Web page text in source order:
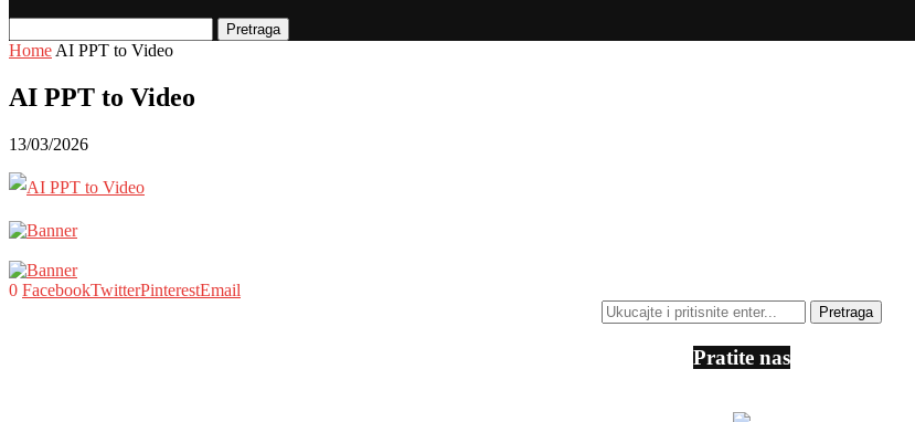
Pretraga
Home AI PPT to Video
AI PPT to Video
13/03/2026
0 FacebookTwitterPinterestEmail
Pratite nas